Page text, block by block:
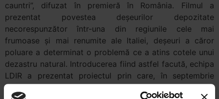
cauntri”, difuzat în premieră în România. Filmul a
prezentat povestea deşeurilor depozitate
necorespunzător într-una din regiunile cele mai
frumoase şi mai renumite ale Italiei, deşeuri a căror
poluare a determinat o problemă ce a atins cotele unui
dezastru natural. Introducerea fiind astfel facută, echipa
LDIR a prezentat proiectul prin care, în septembrie
2010, se doreşte curăţarea acestor deşeuri de pe întreg